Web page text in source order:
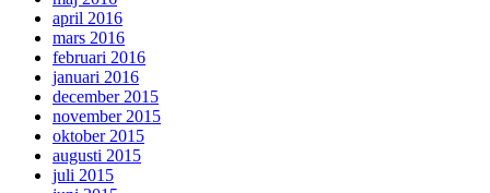
april 2016
mars 2016
februari 2016
januari 2016
december 2015
november 2015
oktober 2015
augusti 2015
juli 2015